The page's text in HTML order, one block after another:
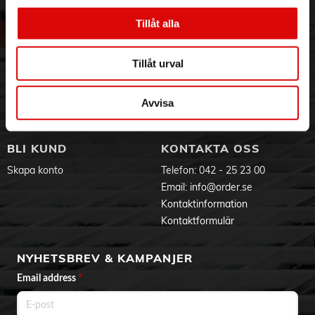
Tillåt alla
Tillåt urval
Avvisa
- Dödar 99% av bakterier och dammkvalster
- Avtagbar vattenbehållare
Om oss
Hållbarhet
Jobba hos oss
Vanliga frågor
Service & Support
Ansökan om RMA
Godsefterlysning & Felleverans
Integritetspolicy
BLI KUND
Skapa konto
KONTAKTA OSS
Telefon: 042 - 25 23 00
Email: info@order.se
Kontaktinformation
Kontaktformulär
NYHETSBREV & KAMPANJER
Email address *